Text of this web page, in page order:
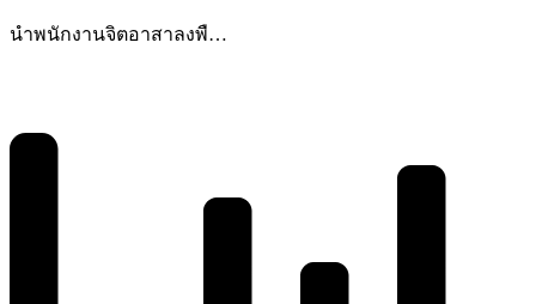
นำพนักงานจิตอาสาลงพื…